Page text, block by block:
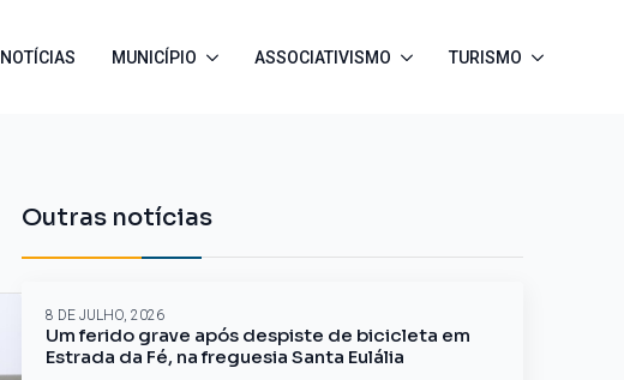
NOTÍCIAS MUNICÍPIO ASSOCIATIVISMO TURISMO
Outras notícias
Um ferido grave após despiste de bicicleta em
Estrada da Fé, na freguesia Santa Eulália
8 DE JULHO, 2026